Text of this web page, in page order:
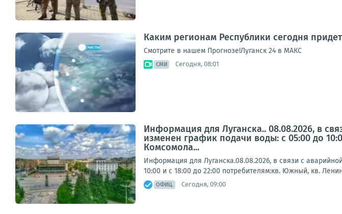
Каким регионам Республики сегодня
Смотрите в нашем Прогнозе!Луганск 24 в МАКС
СМИ Сегодня, 08:01
Информация для Луганска.. 08.08.2026, в
изменен график подачи воды: с 05:00 до
Комсомола...
Информация для Луганска.08.08.2026, в связи с
10:00 и с 18:00 до 22:00 потребителям:кв. Южный, кв.
ОФИЦ. Сегодня, 09:00